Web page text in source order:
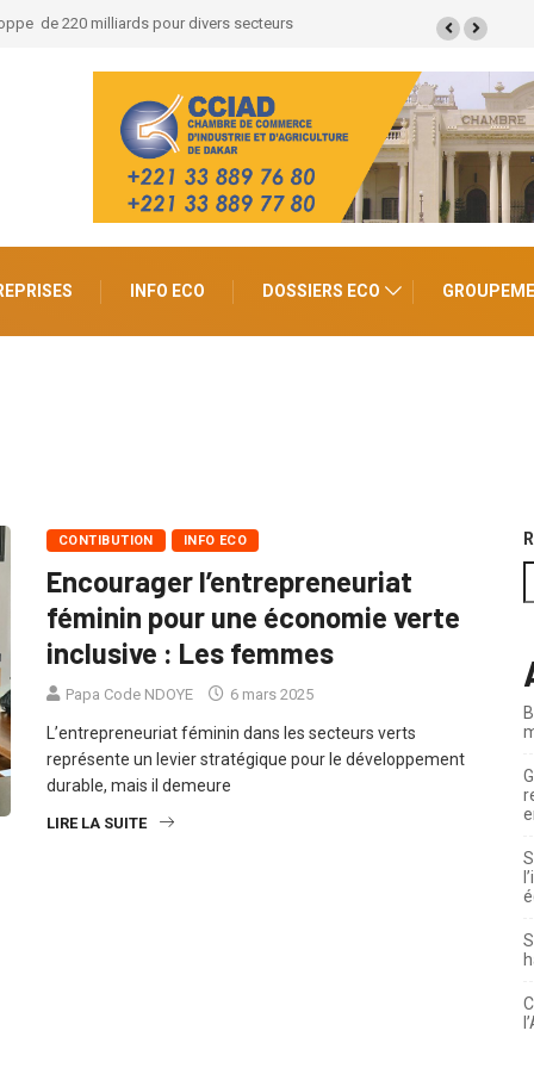
: Près de 630 milliards FCFA de retombées économiques et
INFO ECO DOSSIERS ECO
CONTIBUTION INFO ECO
Encourager l’entrepreneuriat
féminin pour une économie verte
inclusive : Les femmes
Papa Code NDOYE 6 mars 2025
L’entrepreneuriat féminin dans les secteurs verts
représente un levier stratégique pour le développement
durable, mais il demeure
LIRE LA SUITE